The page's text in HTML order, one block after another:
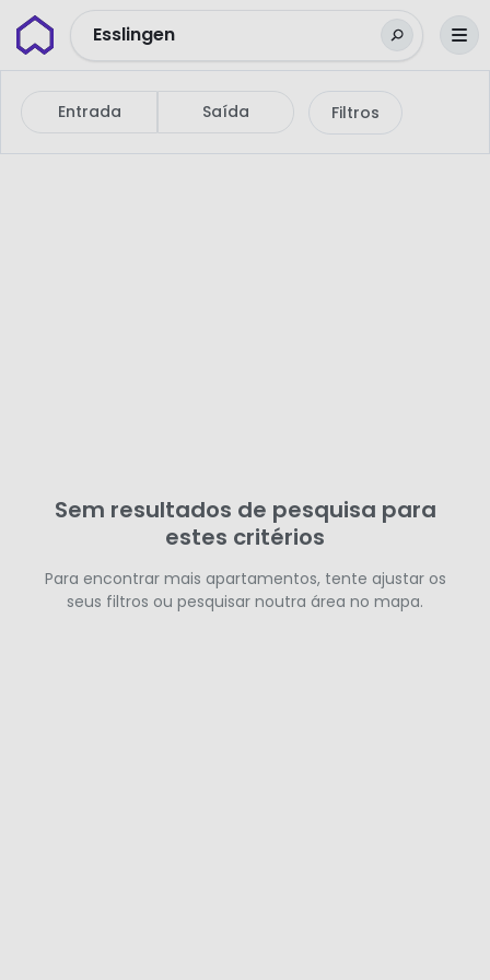
WunderflatsEsslingen
Entrada Saída Filtros
Sem resultados de pesquisa para
estes critérios
Para encontrar mais apartamentos, tente ajustar os
seus filtros ou pesquisar noutra área no mapa.